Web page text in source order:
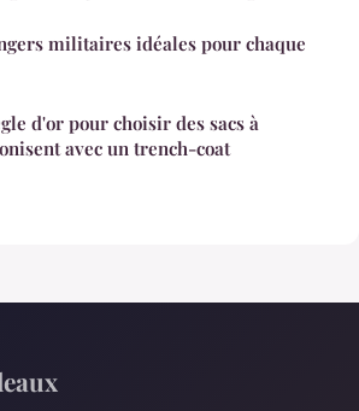
militaires idéales pour chaque
d'or pour choisir des sacs à
avec un trench-coat